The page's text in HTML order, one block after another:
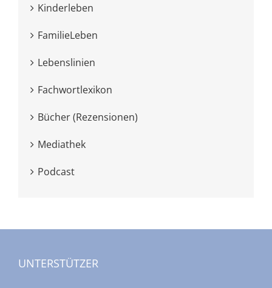
Kinderleben
FamilieLeben
Lebenslinien
Fachwortlexikon
Bücher (Rezensionen)
Mediathek
Podcast
UNTERSTÜTZER